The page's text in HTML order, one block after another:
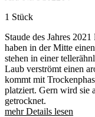
1 Stück
Staude des Jahres
haben in der Mitte
stehen in einer
Laub verströmt einen
kommt mit
platziert. Gern wird sie
getrocknet.
mehr Details lesen